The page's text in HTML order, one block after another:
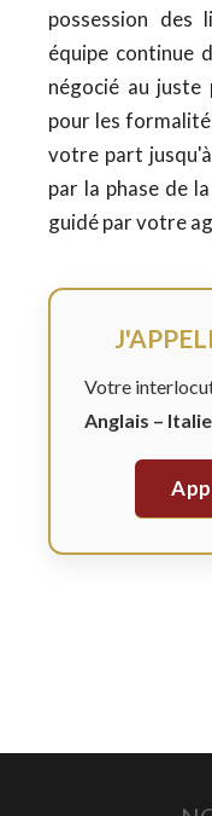
possession des
équipe continue
négocié au juste
pour les
votre part
par la phase de
guidé par votre
Votre
Anglais –